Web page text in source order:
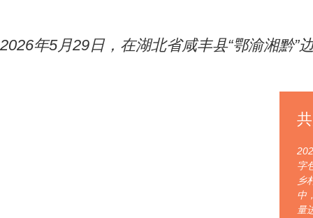
2026年5月29日，在湖北省咸丰县“鄂渝湘黔
字
乡
中
量